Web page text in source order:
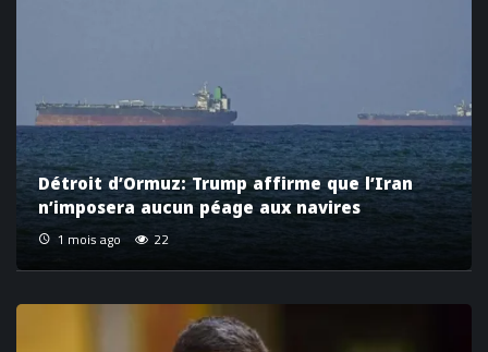
Détroit d’Ormuz: Trump affirme que l’Iran
n’imposera aucun péage aux navires
1 mois ago 22